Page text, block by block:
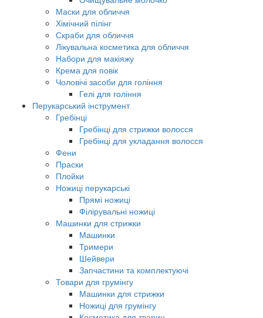
Маски для обличчя
Хімічний пілінг
Скраби для обличчя
Лікувальна косметика для обличчя
Набори для макіяжу
Крема для повік
Чоловічі засоби для гоління
Гелі для гоління
Перукарський інструмент
Гребінці
Гребінці для стрижки волосся
Гребінці для укладання волосся
Фени
Праски
Плойки
Ножиці перукарські
Прямі ножиці
Філірувальні ножиці
Машинки для стрижки
Машинки
Тримери
Шейвери
Запчастини та комплектуючі
Товари для грумінгу
Машинки для стрижки
Ножиці для грумінгу